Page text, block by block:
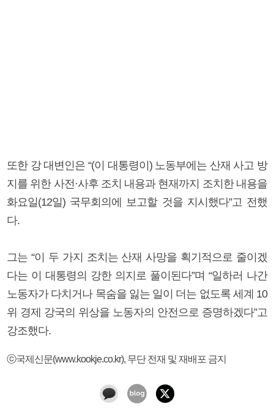
또한 강 대변인은 “(이 대통령이) 노동부에는 산재 사고 방
지를 위한 사전·사후 조치 내용과 현재까지 조치한 내용을
화요일(12일) 국무회의에 보고할 것을 지시했다”고 전했
다.
그는 “이 두 가지 조치는 산재 사망을 획기적으로 줄이겠
다는 이 대통령의 강한 의지로 풀이된다”며 “일하러 나간
노동자가 다치거나 목숨을 잃는 일이 더는 없도록 세계 10
위 경제 강국의 위상을 노동자의 안전으로 증명하겠다”고
강조했다.
ⓒ국제신문(www.kookje.co.kr), 무단 전재 및 재배포 금지